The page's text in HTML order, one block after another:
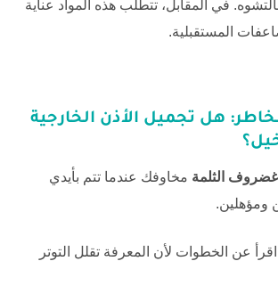
في المقابل، تتطلب هذه المواد عناية
المستقبلية.
هل تجميل الأذن الخارجية
الثلمة مخاوفك عندما تتم بأيدي
ومؤهلين.
اقرأ عن الخطوات لأن المعرفة تقلل التوتر